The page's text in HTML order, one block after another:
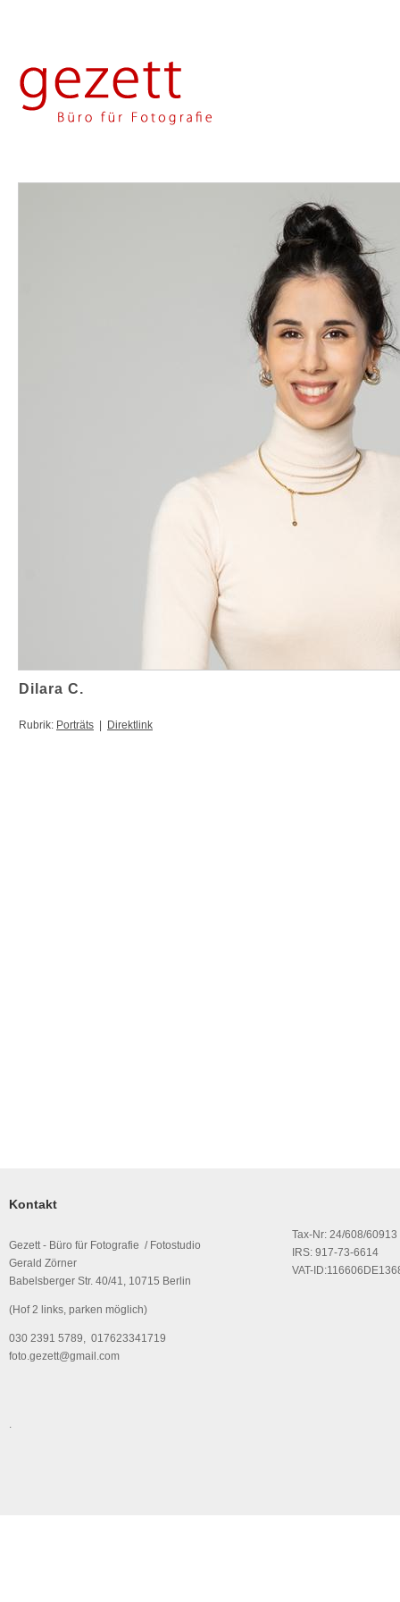
Dilara C.
Rubrik: Porträts Direktlink
Kontakt
Gezett - Büro für Fotografie / Fotostudio
Gerald Zörner
Babelsberger Str. 40/41, 10715 Berlin
(Hof 2 links, parken möglich)
030 2391 5789, 017623341719
foto.gezett@gmail.com
Tax-Nr: 24/608/60913
IRS: 917-73-6614
VAT-
.